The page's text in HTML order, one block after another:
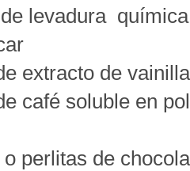
levadura
extracto de vainilla
café soluble en
perlitas de